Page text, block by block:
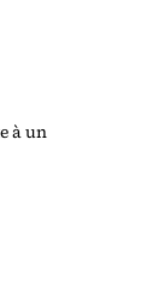
à un